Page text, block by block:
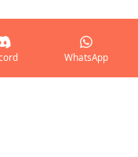
WhatsApp